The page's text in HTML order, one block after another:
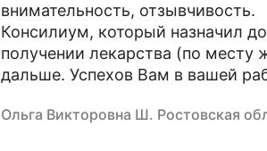
внимательность, отзывчивость.
Консилиум, который назначил
получении лекарства (по месту
дальше. Успехов Вам в вашей
Ольга Викторовна Ш. Ростовская